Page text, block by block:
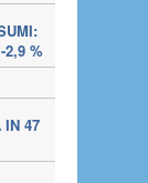
2,9 %
IN 47